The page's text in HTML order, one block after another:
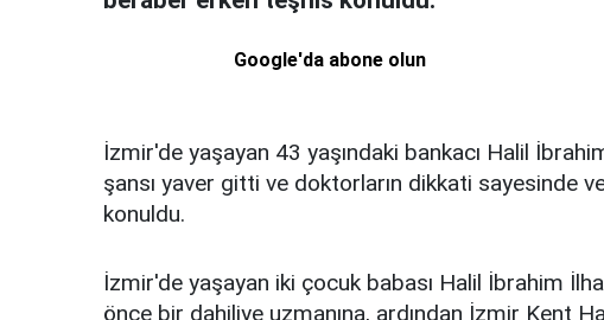
Google'da abone olun
İzmir'de yaşayan 43 yaşındaki bankacı Halil
şansı yaver gitti ve doktorların dikkati sayesinde
konuldu.
İzmir'de yaşayan iki çocuk babası Halil İbrahim
önce bir dahiliye uzmanına, ardından İzmir Kent